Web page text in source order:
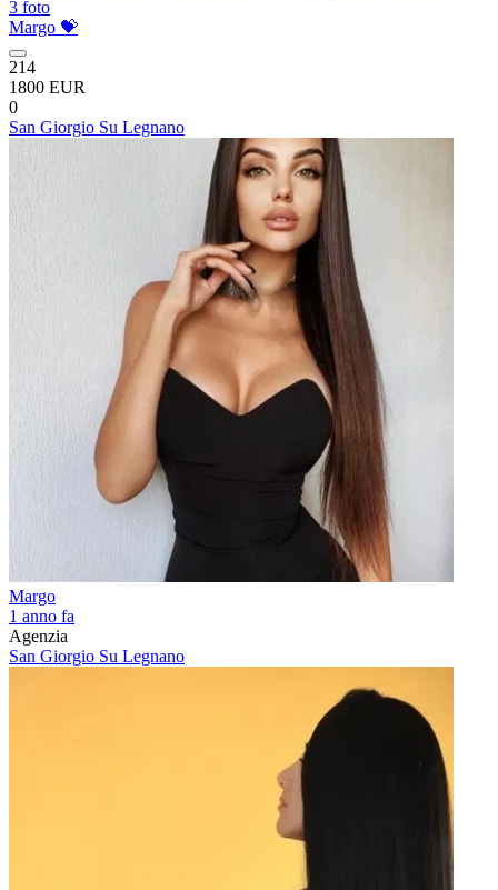
3 foto
Margo 💝
214
1800 EUR
0
San Giorgio Su Legnano
Margo
1 anno fa
Agenzia
San Giorgio Su Legnano